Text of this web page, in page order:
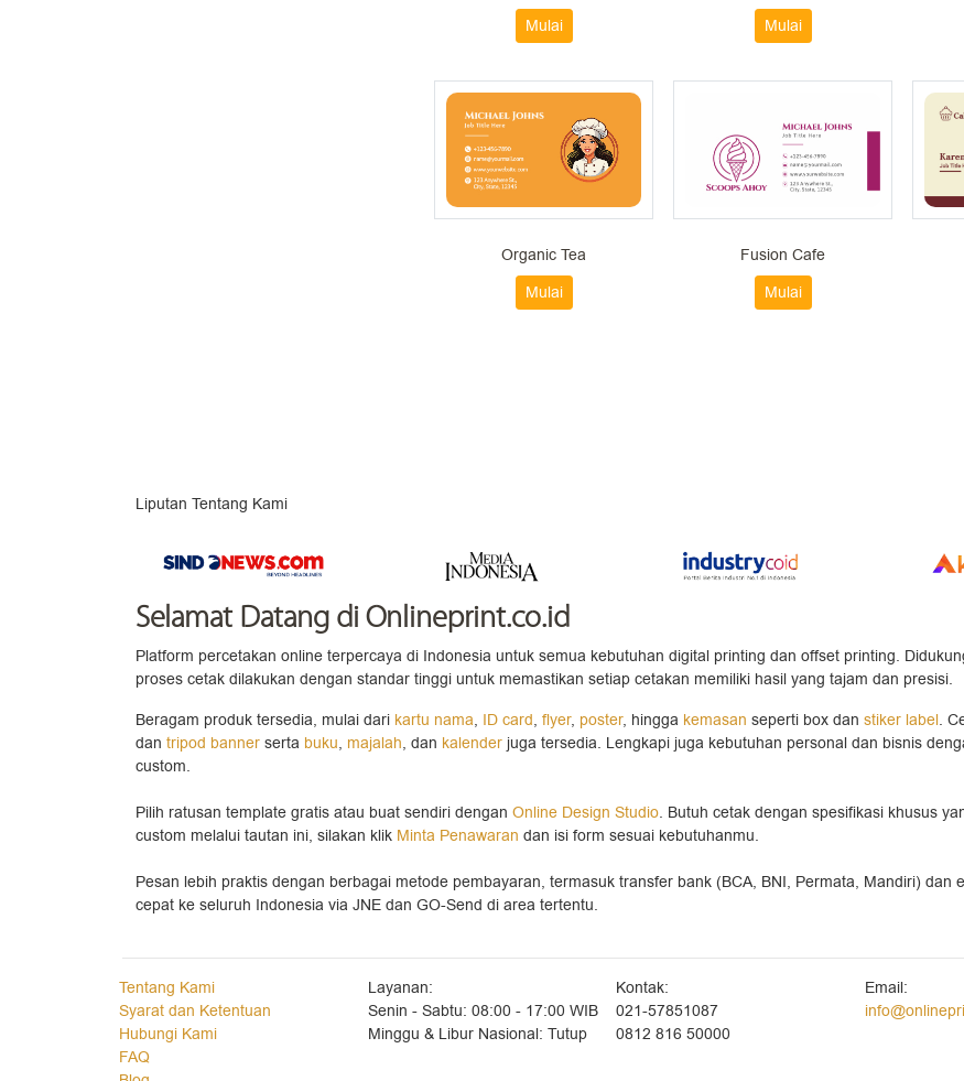
Mulai
Mulai
Organic Tea
Mulai
Fusion Cafe
Mulai
Liputan Tentang Kami
Selamat Datang di Onlineprint.co.id
Platform percetakan online terpercaya di Indonesia untuk semua kebutuhan digital printing dan offset printing.
proses cetak dilakukan dengan standar tinggi untuk memastikan setiap cetakan memiliki hasil yang tajam dan presisi.
Beragam produk tersedia, mulai dari kartu nama, ID card, flyer, poster, hingga kemasan seperti box dan stiker label.
dan tripod banner serta buku, majalah, dan kalender juga tersedia. Lengkapi juga kebutuhan personal dan bisnis
custom.
Pilih ratusan template gratis atau buat sendiri dengan Online Design Studio. Butuh cetak dengan spesifikasi khusus
custom melalui tautan ini, silakan klik Minta Penawaran dan isi form sesuai kebutuhanmu.
Pesan lebih praktis dengan berbagai metode pembayaran, termasuk transfer bank (BCA, BNI, Permata, Mandiri) dan
cepat ke seluruh Indonesia via JNE dan GO-Send di area tertentu.
Tentang Kami
Syarat dan Ketentuan
Hubungi Kami
FAQ
Layanan:
Senin - Sabtu: 08:00 - 17:00 WIB
Minggu & Libur Nasional: Tutup
Kontak:
021-57851087
0812 816 50000
Email: